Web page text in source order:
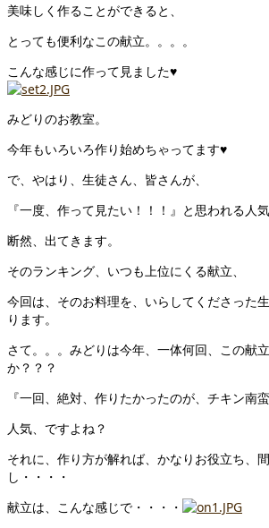
美味しく作ることができると、
とっても便利なこの献立。。。。
こんな感じに作って見ました♥
みどりのお教室。
今年もいろいろ作り始めちゃってます♥
で、やはり、生徒さん、皆さんが、
『一度、作って見たい！！！』と思われる人
断然、出てきます。
そのランキング、いつも上位にくる献立、
今回は、そのお料理を、いらしてくださった
ります。
さて。。。みどりは今年、一体何回、この献
か？？？
『一回、絶対、作りたかったのが、チキン南
人気、ですよね？
それに、作り方が解れば、かなりお役立ち、
し・・・・
献立は、こんな感じで・・・・